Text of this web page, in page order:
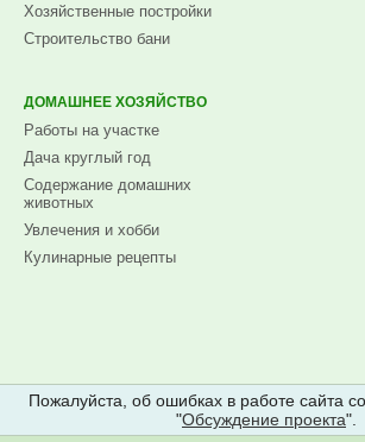
Хозяйственные постройки
Строительство бани
ДОМАШНЕЕ ХОЗЯЙСТВО
Работы на участке
Дача круглый год
Содержание домашних
животных
Увлечения и хобби
Кулинарные рецепты
Пожалуйста, об ошибках в работе сайта
"Обсуждение проекта".